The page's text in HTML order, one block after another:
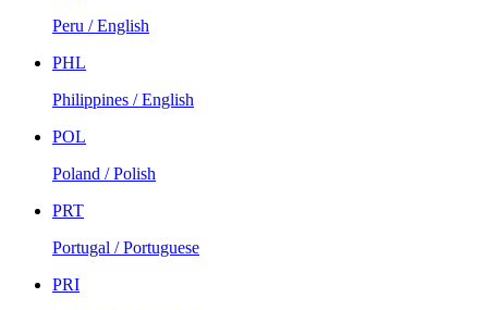
Peru / English
PHL
Philippines / English
POL
Poland / Polish
PRT
Portugal / Portuguese
PRI